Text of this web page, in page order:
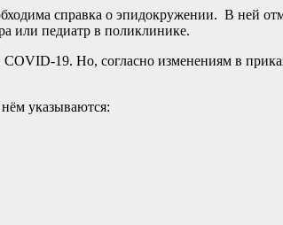
справка о эпидокружении. В ней
или педиатр в поликлинике.
19. Но, согласно изменениям в
указываются: